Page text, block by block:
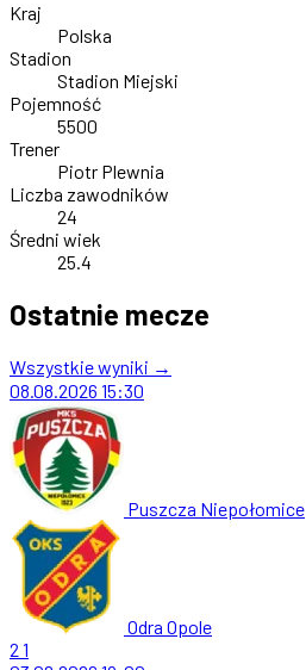
Kraj
Polska
Stadion
Stadion Miejski
Pojemność
5500
Trener
Piotr Plewnia
Liczba zawodników
24
Średni wiek
25.4
Ostatnie mecze
Wszystkie wyniki →
08.08.2026 15:30
Puszcza Niepołomice
Odra Opole
2 1